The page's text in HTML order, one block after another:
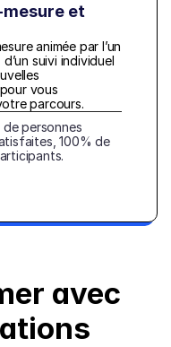
et
animée par l’un
suivi individuel
vous
parcours.
personnes
100% de
avec